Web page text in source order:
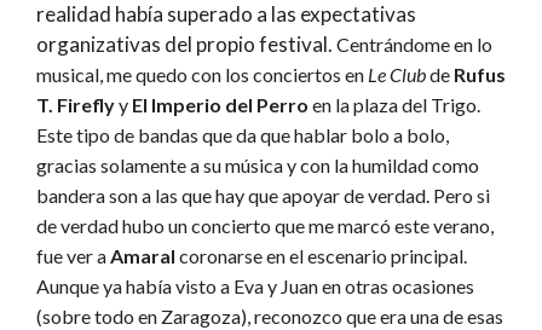
realidad había superado a las expectativas
organizativas del propio festival. Centrándome en lo
musical, me quedo con los conciertos en Le Clubde Rufus
T. Fireflyy El Imperio del Perro en la plaza del Trigo.
Este tipo de bandas que da que hablar bolo a bolo,
gracias solamente a su música y con la humildad como
bandera son a las que hay que apoyar de verdad. Pero si
de verdad hubo un concierto que me marcó este verano,
fue ver aAmaral coronarse en el escenario principal.
Aunque ya había visto a Eva y Juan en otras ocasiones
(sobre todo en Zaragoza), reconozco que era una de esas